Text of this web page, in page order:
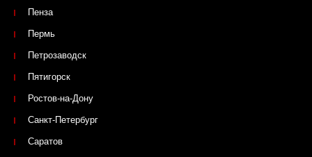
Пенза
Пермь
Петрозаводск
Пятигорск
Ростов-на-Дону
Санкт-Петербург
Саратов